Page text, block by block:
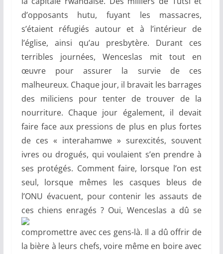
d’opposants hutu, fuyant les massacres,
s’étaient réfugiés autour et à l’intérieur de
l’église, ainsi qu’au presbytère. Durant ces
terribles journées, Wenceslas mit tout en
œuvre pour assurer la survie de ces
malheureux. Chaque jour, il bravait les barrages
des miliciens pour tenter de trouver de la
nourriture. Chaque jour également, il devait
faire face aux pressions de plus en plus fortes
de ces « interahamwe » surexcités, souvent
ivres ou drogués, qui voulaient s’en prendre à
ses protégés. Comment faire, lorsque l’on est
seul, lorsque mêmes les casques bleus de
l’ONU évacuent, pour contenir les assauts de
ces chiens enragés ? Oui, Wenceslas a dû se
compromettre avec ces gens-là. Il a dû offrir de
la bière à leurs chefs, voire même en boire avec